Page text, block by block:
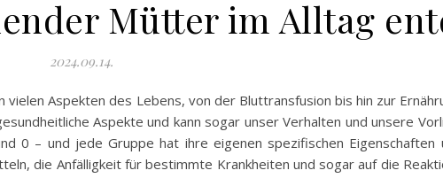
Mütter im Alltag
2024.09.14.
Aspekten des Lebens, von der Bluttransfusion bis hin zur
Aspekte und kann sogar unser Verhalten und unsere
0 – und jede Gruppe hat ihre eigenen spezifischen Eigenschaften
die Anfälligkeit für bestimmte Krankheiten und sogar auf die